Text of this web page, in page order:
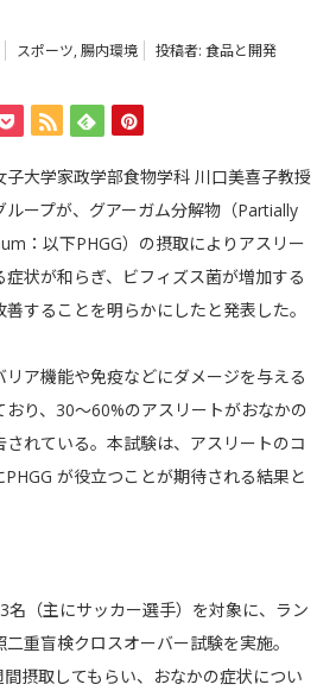
スポーツ, 腸内環境 投稿者: 食品と開発
大学家政学部食物学科 川口美喜子教授
ループが、グアーガム分解物（Partially
：以下PHGG）の摂取によりアスリー
症状が和らぎ、ビフィズス菌が増加する
することを明らかにしたと発表した。
ア機能や免疫などにダメージを与える
り、30～60%のアスリートがおなかの
れている。本試験は、アスリートのコ
が役立つことが期待される結果と
名（主にサッカー選手）を対象に、ラン
重盲検クロスオーバー試験を実施。
摂取してもらい、おなかの症状につい